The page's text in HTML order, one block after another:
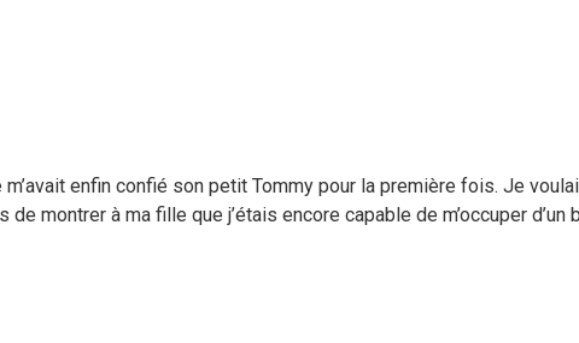
enfin confié son petit Tommy pour la première fois. Je
montrer à ma fille que j’étais encore capable de m’occuper d’un